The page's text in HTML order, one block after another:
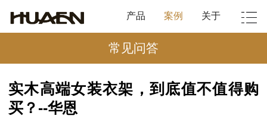
产品 案例 关于
常见问答
实木高端女装衣架，到底值不值得购
买？--华恩